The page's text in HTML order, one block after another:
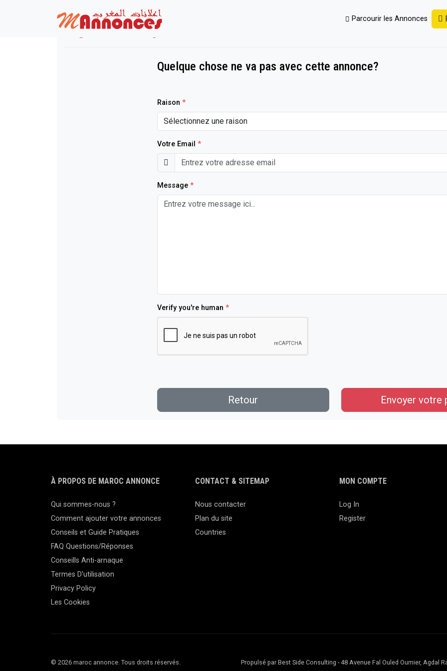
Parcourir les Annonces
Signalisation pour "Administrative and Technical Assistant"
Quelque chose ne va pas avec cette annonce?
Raison *
Votre Email *
Message *
Verify you're human *
Retour Envoyer votre
À PROPOS DE MAROC ANNONCE
Qui sommes-nous ?
Comment ajouter votre annonces
Conseils et Guide Pratiques
FAQ Questions/Réponses
Conseills Anti-arnaque
Termes D'utilisation
Privacy Policy
Les Cookies
CONTACT & SITEMAP
Nous contacter
Plan du site
Countries
MON COMPTE
Log In
Register
© 2026 maroc annonce. Tous droits réservés. Propulsé par Best Side Consulting - 48 Avenue Fal Ouled Oumier,